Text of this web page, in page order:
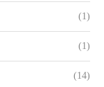
(1)
(1)
(14)